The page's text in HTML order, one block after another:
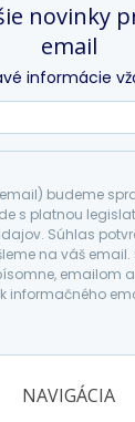
novinky
email
informácie
budeme
s platnou
Súhlas
na váš email.
emailom
informačného
NAVIGÁCIA